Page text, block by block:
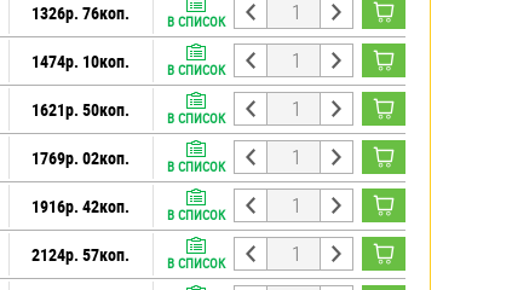
1326р. 76коп. В СПИСОК
1474р. 10коп. В СПИСОК
1621р. 50коп. В СПИСОК
1769р. 02коп. В СПИСОК
1916р. 42коп. В СПИСОК
2124р. 57коп. В СПИСОК